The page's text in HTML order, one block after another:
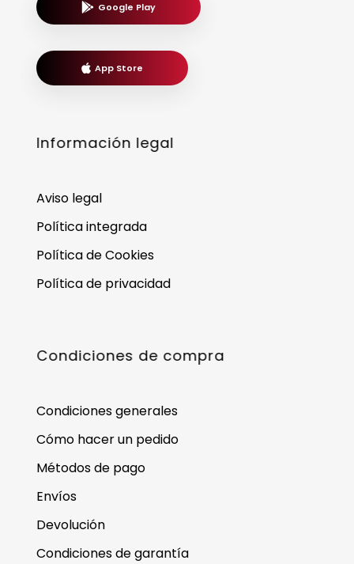
Google Play
App Store
Información legal
Aviso legal
Política integrada
Política de Cookies
Política de privacidad
Condiciones de compra
Condiciones generales
Cómo hacer un pedido
Métodos de pago
Envíos
Devolución
Condiciones de garantía